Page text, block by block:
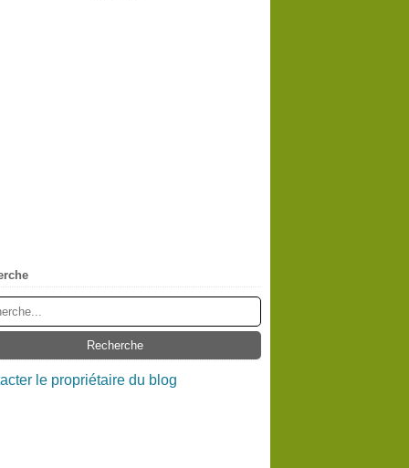
le propriétaire du blog